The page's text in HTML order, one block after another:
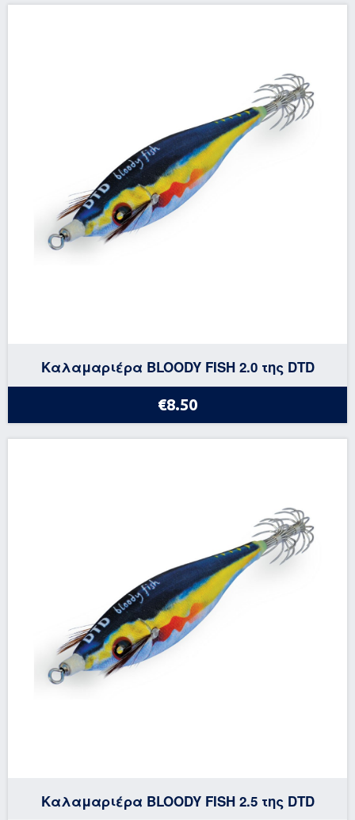
Καλαμαριέρα BLOODY FISH 2.0 της DTD
€8.50
Καλαμαριέρα BLOODY FISH 2.5 της DTD